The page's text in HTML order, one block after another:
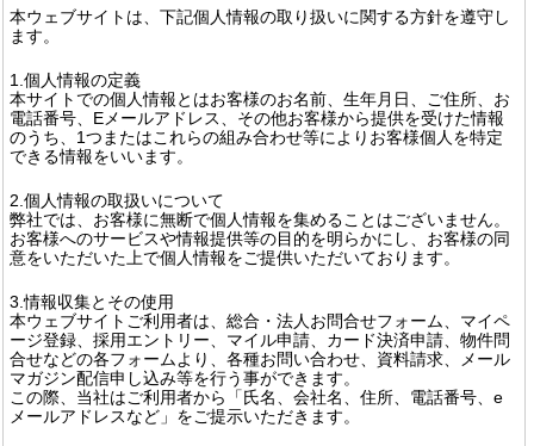
本ウェブサイトは、下記個人情報の取り扱いに関する方針を遵守し
ます。
1.個人情報の定義
本サイトでの個人情報とはお客様のお名前、生年月日、ご住所、お
電話番号、Eメールアドレス、その他お客様から提供を受けた情報
のうち、1つまたはこれらの組み合わせ等によりお客様個人を特定
できる情報をいいます。
2.個人情報の取扱いについて
弊社では、お客様に無断で個人情報を集めることはございません。
お客様へのサービスや情報提供等の目的を明らかにし、お客様の同
意をいただいた上で個人情報をご提供いただいております。
3.情報収集とその使用
本ウェブサイトご利用者は、総合・法人お問合せフォーム、マイペ
ージ登録、採用エントリー、マイル申請、カード決済申請、物件問
合せなどの各フォームより、各種お問い合わせ、資料請求、メール
マガジン配信申し込み等を行う事ができます。
この際、当社はご利用者から「氏名、会社名、住所、電話番号、e
メールアドレスなど」をご提示いただきます。